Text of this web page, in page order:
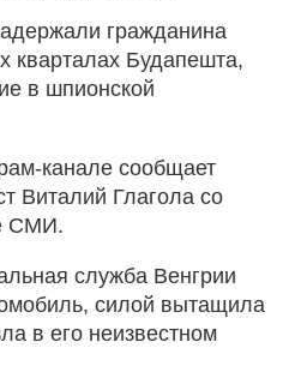
гражданина
кварталах Будапешта,
в шпионской
канале сообщает
Виталий Глагола со
СМИ.
служба Венгрии
силой вытащила
в его неизвестном